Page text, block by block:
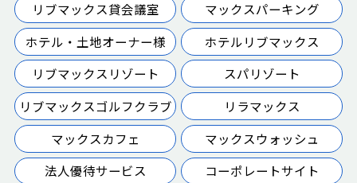
リブマックス貸会議室
マックスパーキング
ホテル・土地オーナー様
ホテルリブマックス
リブマックスリゾート
スパリゾート
リブマックスゴルフクラブ
リラマックス
マックスカフェ
マックスウォッシュ
法人優待サービス
コーポレートサイト